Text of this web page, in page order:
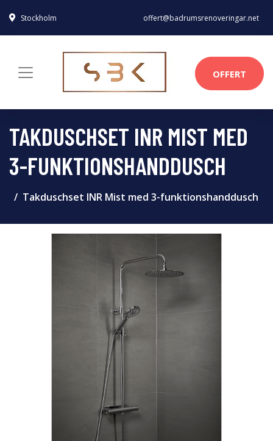
Stockholm offert@badrumsrenoveringar.net
OFFERT
TAKDUSCHSET INR MIST MED
3-FUNKTIONSHANDDUSCH
Takduschset INR Mist med 3-funktionshanddusch